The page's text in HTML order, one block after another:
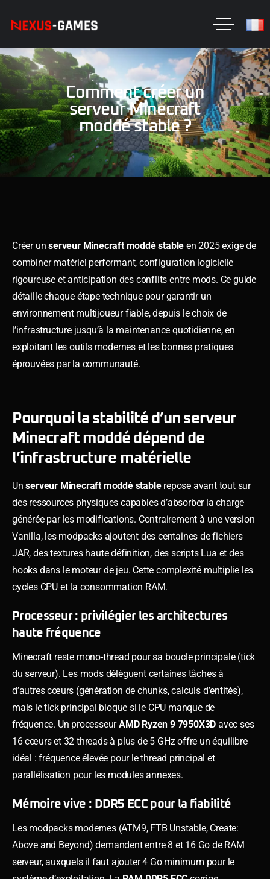
Comment créer un
serveur Minecraft
moddé stable ?
Créer unserveur Minecraft moddé stable en 2025 exige de
combiner matériel performant, configuration logicielle
rigoureuse et anticipation des conflits entre mods. Ce guide
détaille chaque étape technique pour garantir un
environnement multijoueur fiable, depuis le choix de
l’infrastructure jusqu’à la maintenance quotidienne, en
exploitant les outils modernes et les bonnes pratiques
éprouvées par la communauté.
Pourquoi la stabilité d’un serveur
Minecraft moddé dépend de
l’infrastructure matérielle
Unserveur Minecraft moddé stablerepose avant tout sur
des ressources physiques capables d’absorber la charge
générée par les modifications. Contrairement à une version
Vanilla, les modpacks ajoutent des centaines de fichiers
JAR, des textures haute définition, des scripts Lua et des
hooks dans le moteur de jeu. Cette complexité multiplie les
cycles CPU et la consommation RAM.
Processeur : privilégier les architectures
haute fréquence
Minecraft reste mono-thread pour sa boucle principale (tick
du serveur). Les mods délèguent certaines tâches à
d’autres cœurs (génération de chunks, calculs d’entités),
mais le tick principal bloque si le CPU manque de
fréquence. Un processeurAMD Ryzen 9 7950X3D avec ses
16 cœurs et 32 threads à plus de 5 GHz offre un équilibre
idéal : fréquence élevée pour le thread principal et
parallélisation pour les modules annexes.
Mémoire vive : DDR5 ECC pour la fiabilité
Les modpacks modernes (ATM9, FTB Unstable, Create:
Above and Beyond) demandent entre 8 et 16 Go de RAM
serveur, auxquels il faut ajouter 4 Go minimum pour le